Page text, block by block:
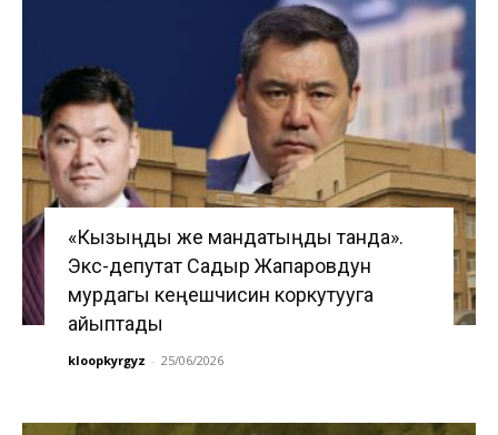
«Кызыңды же мандатыңды танда».
Экс-депутат Садыр Жапаровдун
мурдагы кеңешчисин коркутууга
айыптады
kloopkyrgyz - 25/06/2026